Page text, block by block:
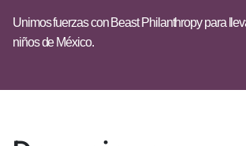
Unimos fuerzas con Beast Philanthropy para
niños de México.